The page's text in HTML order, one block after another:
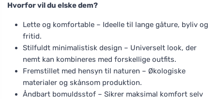
Hvorfor vil du elske dem?
Lette og komfortable – Ideelle til lange gåture, byliv og
fritid.
Stilfuldt minimalistisk design – Universelt look, der
nemt kan kombineres med forskellige outfits.
Fremstillet med hensyn til naturen – Økologiske
materialer og skånsom produktion.
Åndbart bomuldsstof – Sikrer maksimal komfort selv